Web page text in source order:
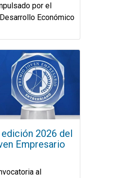
por el
Económico
2026 del
Empresario
al